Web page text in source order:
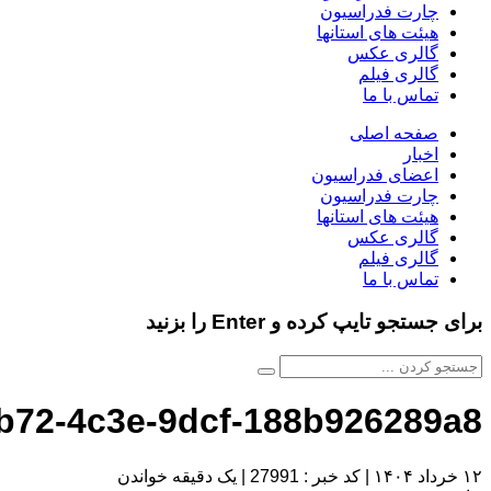
چارت فدراسیون
هیئت های استانها
گالری عکس
گالری فیلم
تماس با ما
صفحه اصلی
اخبار
اعضای فدراسیون
چارت فدراسیون
هیئت های استانها
گالری عکس
گالری فیلم
تماس با ما
برای جستجو تایپ کرده و Enter را بزنید
4c3e-9dcf-188b926289a8
۱۲ خرداد ۱۴۰۴ کد خبر : 27991
یک دقیقه خواندن